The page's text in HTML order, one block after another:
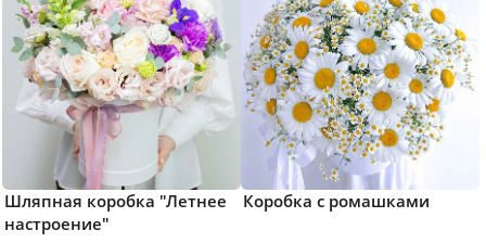
Шляпная коробка "Летнее
настроение"
Коробка с ромашками